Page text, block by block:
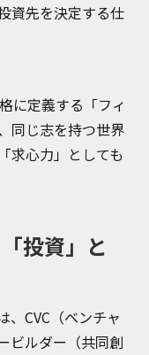
資先を決定する仕
に定義する「フィ
同じ志を持つ世界
求心力」としても
投資」と
、CVC（ベンチャ
ビルダー（共同創